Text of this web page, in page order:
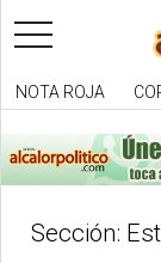
toggle
navigation
NOTA ROJA
Sección: